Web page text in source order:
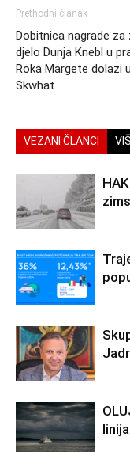
Prethodni članak
Dobitnica nagrade za
djelo Dunja Knebl u
Roka Margete dolazi
Skwhat
VEZANI ČLANCI